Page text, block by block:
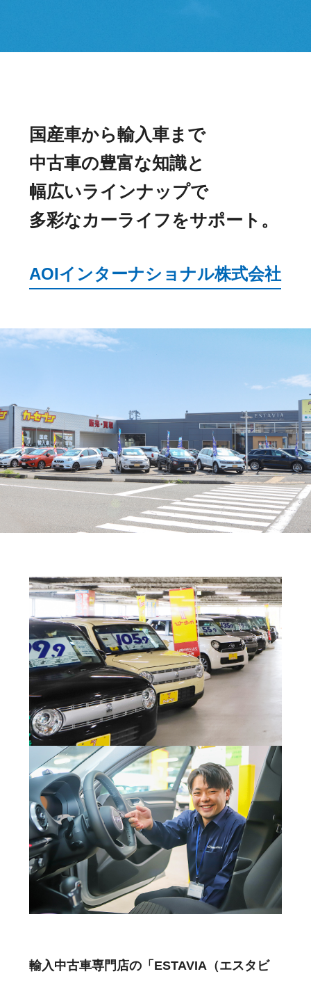
国産車から輸入車まで
中古車の豊富な知識と
幅広いラインナップで
多彩なカーライフをサポート。
AOIインターナショナル株式会社
輸入中古車専門店の「ESTAVIA（エスタビ